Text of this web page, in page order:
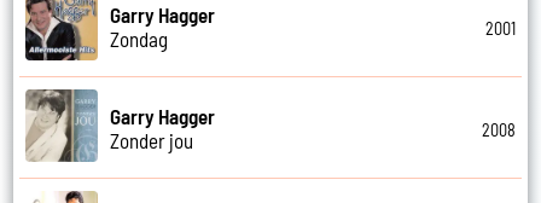
Garry Hagger
Zondag
2001
Garry Hagger
Zonder jou
2008